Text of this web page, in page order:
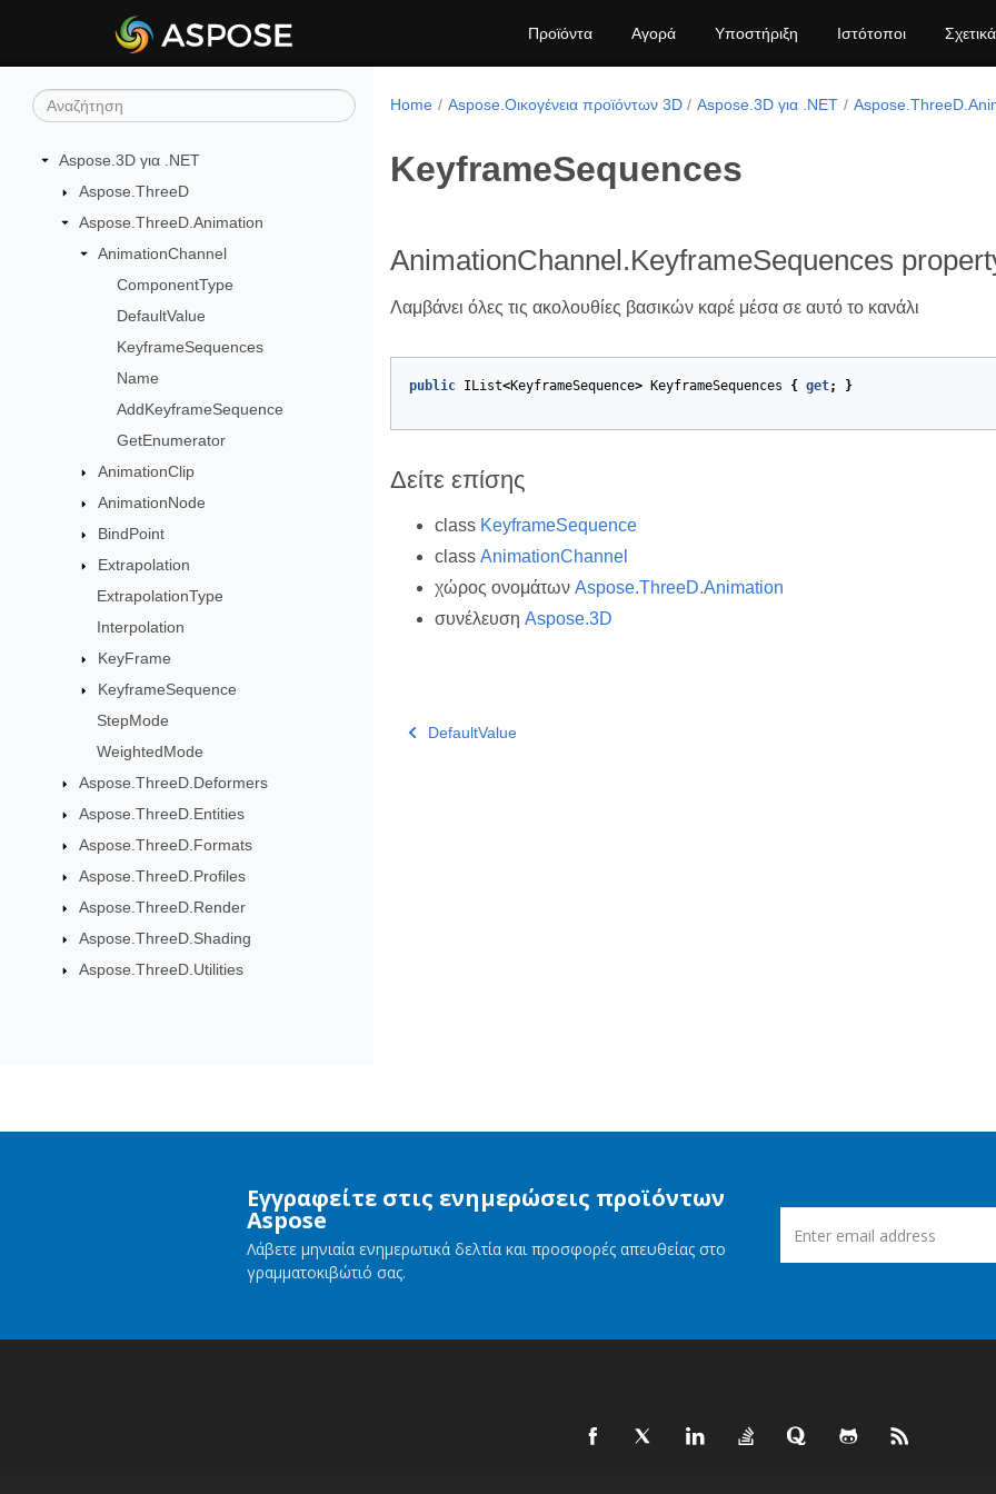
Προϊόντα Αγορά Υποστήριξη Ιστότοποι
Aspose.3D για .NET
Aspose.ThreeD
Aspose.ThreeD.Animation
AnimationChannel
ComponentType
DefaultValue
KeyframeSequences
Name
AddKeyframeSequence
GetEnumerator
AnimationClip
AnimationNode
BindPoint
Extrapolation
ExtrapolationType
Interpolation
KeyFrame
KeyframeSequence
StepMode
WeightedMode
Aspose.ThreeD.Deformers
Aspose.ThreeD.Entities
Aspose.ThreeD.Formats
Aspose.ThreeD.Profiles
Aspose.ThreeD.Render
Aspose.ThreeD.Shading
Aspose.ThreeD.Utilities
Home Aspose.Οικογένεια προϊόντων 3D Aspose.3D για .NET
KeyframeSequences
AnimationChannel.KeyframeSequences
Λαμβάνει όλες τις ακολουθίες βασικών καρέ μέσα σε αυτό το κανάλι
public IList<KeyframeSequence> KeyframeSequences { get; }
Δείτε επίσης
class KeyframeSequence
class AnimationChannel
χώρος ονομάτων Aspose.ThreeD.Animation
συνέλευση Aspose.3D
DefaultValue
Εγγραφείτε στις ενημερώσεις προϊόντων
Aspose
Λάβετε μηνιαία ενημερωτικά δελτία και προσφορές απευθείας στο
γραμματοκιβώτιό σας.